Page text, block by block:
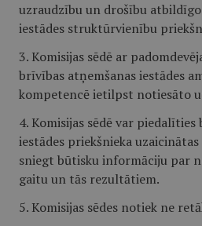
uzraudzību un drošību
iestādes struktūrvienību
3. Komisijas sēdē ar
brīvības atņemšanas iestādes
kompetencē ietilpst notiesāto
4. Komisijas sēdē var
iestādes priekšnieka
sniegt būtisku informāciju par
gaitu un tās rezultātiem.
5. Komisijas sēdes notiek ne